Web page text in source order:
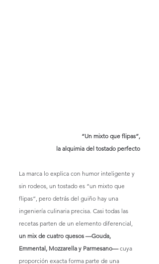
“Un mixto que flipas”,
la alquimia del tostado perfecto
La marca lo explica con humor inteligente y
sin rodeos, un tostado es “un mixto que
flipas”, pero detrás del guiño hay una
ingeniería culinaria precisa. Casi todas las
recetas parten de un elemento diferencial,
un mix de cuatro quesos —Gouda,
Emmental, Mozzarella y Parmesano— cuya
proporción exacta forma parte de una